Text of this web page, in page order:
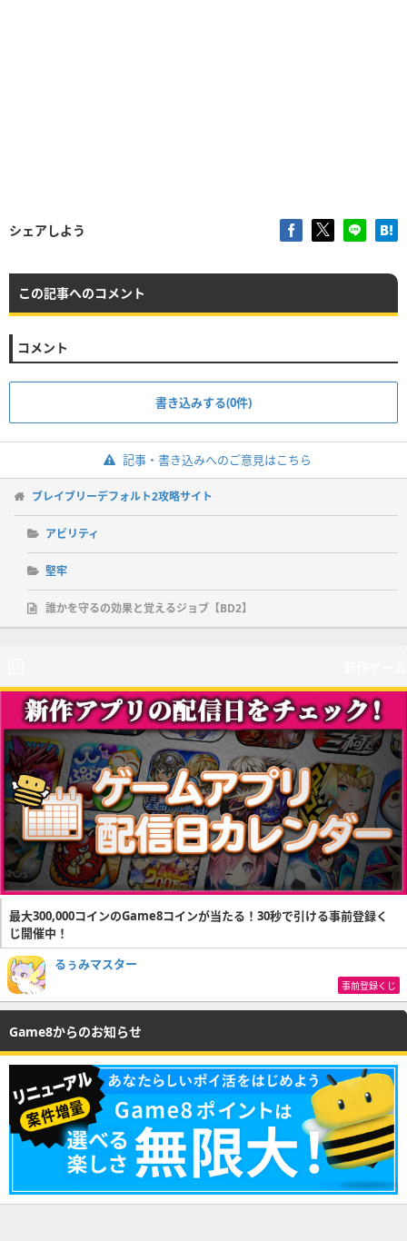
シェアしよう
この記事へのコメント
コメント
書き込みする(0件)
記事・書き込みへのご意見はこちら
ブレイブリーデフォルト2攻略サイト
アビリティ
堅牢
誰かを守るの効果と覚えるジョブ【BD2】
最大300,000コインのGame8コインが当たる！30秒で引ける事前登録く
じ開催中！
るぅみマスター
事前登録くじ
Game8からのお知らせ